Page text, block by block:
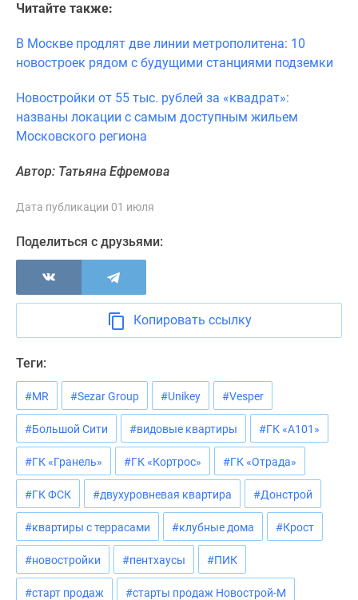
Читайте также:
В Москве продлят две линии метрополитена: 10
новостроек рядом с будущими станциями подземки
Новостройки от 55 тыс. рублей за «квадрат»:
названы локации с самым доступным жильем
Московского региона
Автор: Татьяна Ефремова
Дата публикации 01 июля
Поделиться с друзьями:
Копировать ссылку
Теги:
#MR #Sezar Group #Unikey #Vesper
#Большой Сити #видовые квартиры #ГК «А101»
#ГК «Гранель» #ГК «Кортрос» #ГК «Отрада»
#ГК ФСК #двухуровневая квартира #Донстрой
#квартиры с террасами #клубные дома #Крост
#новостройки #пентхаусы #ПИК
#старт продаж #старты продаж Новострой-М